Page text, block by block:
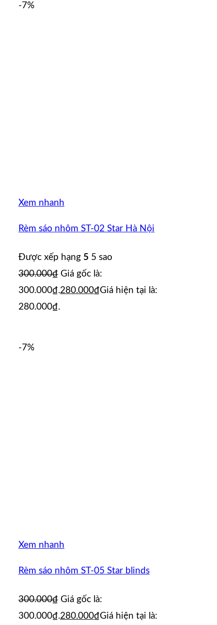
-7%
Xem nhanh
Rèm sáo nhôm ST-02 Star Hà Nội
Được xếp hạng 5 5 sao
300.000₫ Giá gốc là:
300.000₫.280.000₫Giá hiện tại là:
280.000₫.
-7%
Xem nhanh
Rèm sáo nhôm ST-05 Star blinds
300.000₫ Giá gốc là:
300.000₫.280.000₫Giá hiện tại là: